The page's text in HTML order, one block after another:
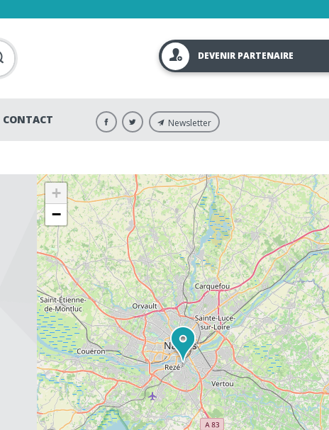
DEVENIR PARTENAIRE
CONTACT Newsletter
+
−